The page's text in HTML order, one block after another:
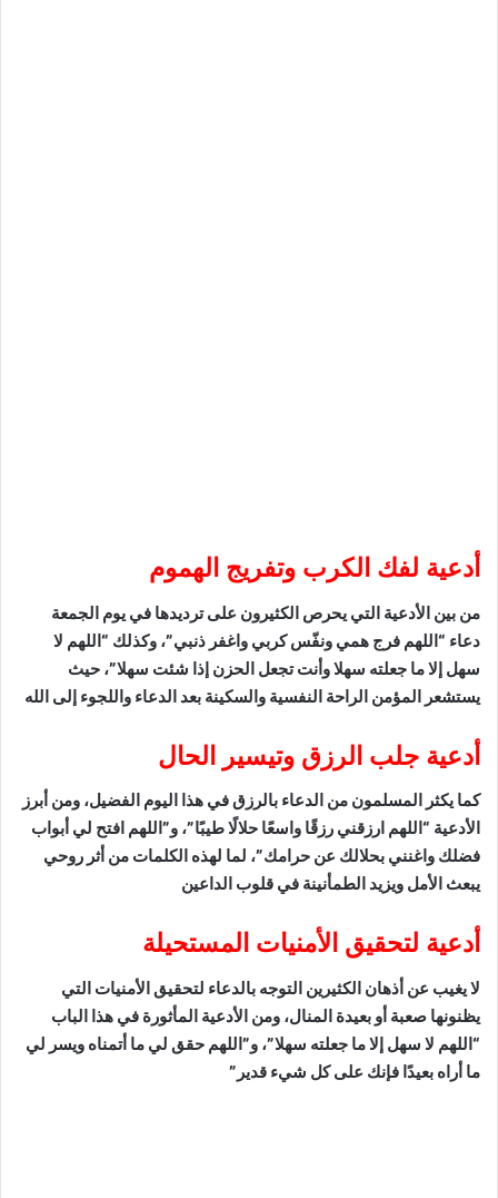
أدعية لفك الكرب وتفريج الهموم
من بين الأدعية التي يحرص الكثيرون على ترديدها في يوم الجمعة
دعاء “اللهم فرج همي ونفّس كربي واغفر ذنبي”، وكذلك “اللهم لا
سهل إلا ما جعلته سهلا وأنت تجعل الحزن إذا شئت سهلا”، حيث
يستشعر المؤمن الراحة النفسية والسكينة بعد الدعاء واللجوء إلى الله
أدعية جلب الرزق وتيسير الحال
كما يكثر المسلمون من الدعاء بالرزق في هذا اليوم الفضيل، ومن أبرز
الأدعية “اللهم ارزقني رزقًا واسعًا حلالًا طيبًا”، و”اللهم افتح لي أبواب
فضلك واغنني بحلالك عن حرامك”، لما لهذه الكلمات من أثر روحي
يبعث الأمل ويزيد الطمأنينة في قلوب الداعين
أدعية لتحقيق الأمنيات المستحيلة
لا يغيب عن أذهان الكثيرين التوجه بالدعاء لتحقيق الأمنيات التي
يظنونها صعبة أو بعيدة المنال، ومن الأدعية المأثورة في هذا الباب
“اللهم لا سهل إلا ما جعلته سهلا”، و”اللهم حقق لي ما أتمناه ويسر لي
ما أراه بعيدًا فإنك على كل شيء قدير”